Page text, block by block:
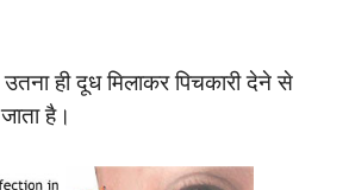
ही दूध मिलाकर पिचकारी देने से
है।